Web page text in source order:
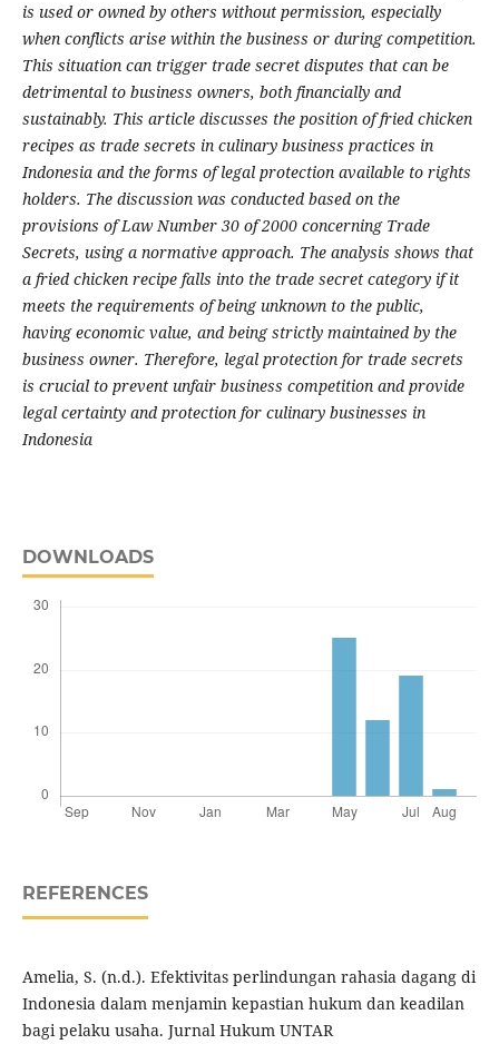
is used or owned by others without permission, especially
when conflicts arise within the business or during competition.
This situation can trigger trade secret disputes that can be
detrimental to business owners, both financially and
sustainably. This article discusses the position of fried chicken
recipes as trade secrets in culinary business practices in
Indonesia and the forms of legal protection available to rights
holders. The discussion was conducted based on the
provisions of Law Number 30 of 2000 concerning Trade
Secrets, using a normative approach. The analysis shows that
a fried chicken recipe falls into the trade secret category if it
meets the requirements of being unknown to the public,
having economic value, and being strictly maintained by the
business owner. Therefore, legal protection for trade secrets
is crucial to prevent unfair business competition and provide
legal certainty and protection for culinary businesses in
Indonesia
DOWNLOADS
REFERENCES
Amelia, S. (n.d.). Efektivitas perlindungan rahasia dagang di
Indonesia dalam menjamin kepastian hukum dan keadilan
bagi pelaku usaha. Jurnal Hukum UNTAR